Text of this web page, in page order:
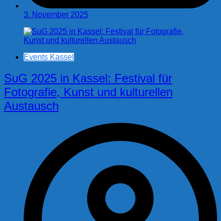
3. November 2025
Events Kassel
SuG 2025 in Kassel: Festival für
Fotografie, Kunst und kulturellen
Austausch